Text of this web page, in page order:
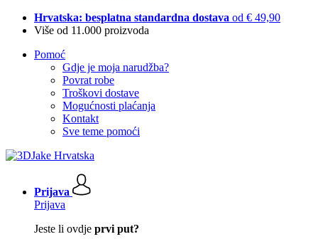
Hrvatska: besplatna standardna dostava od € 49,90
Više od 11.000 proizvoda
Pomoć
Gdje je moja narudžba?
Povrat robe
Troškovi dostave
Mogućnosti plaćanja
Kontakt
Sve teme pomoći
Prijava
Prijava
Jeste li ovdje prvi put?